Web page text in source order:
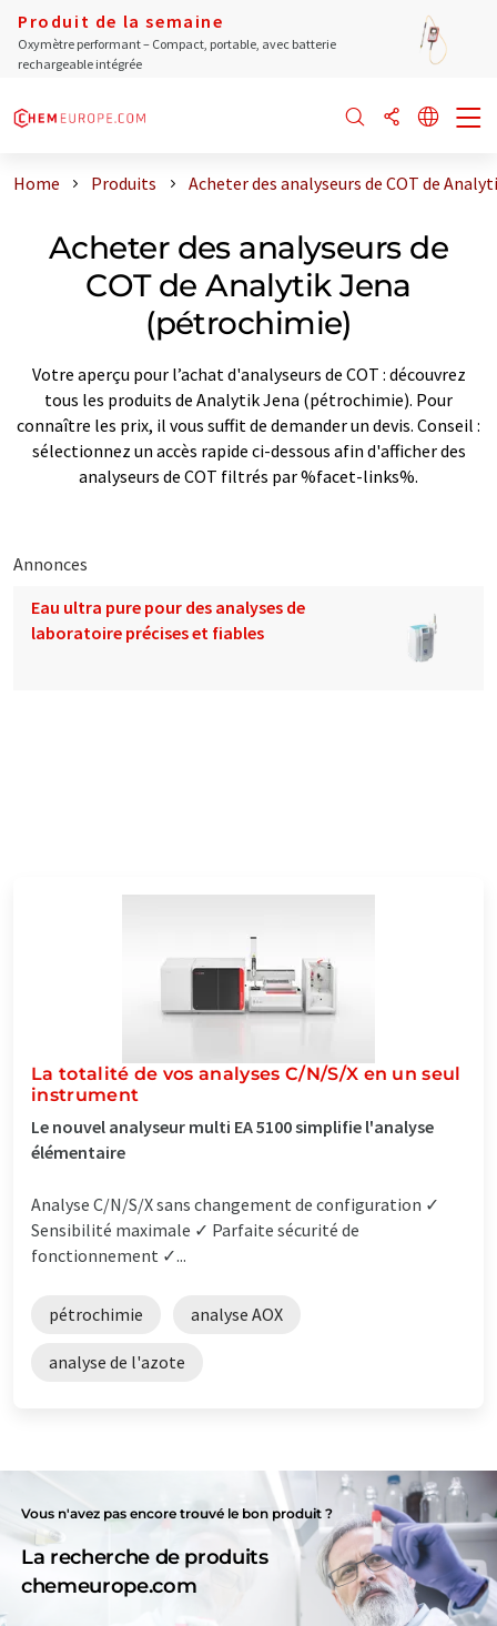
Produit de la semaine
Oxymètre performant – Compact, portable, avec batterie
rechargeable intégrée
Home Produits Acheter des analyseurs de COT de
Acheter des analyseurs de
COT de Analytik Jena
(pétrochimie)
Votre aperçu pour l’achat d'analyseurs de COT : découvrez
tous les produits de Analytik Jena (pétrochimie). Pour
connaître les prix, il vous suffit de demander un devis. Conseil :
sélectionnez un accès rapide ci-dessous afin d'afficher des
analyseurs de COT filtrés par %facet-links%.
Annonces
Eau ultra pure pour des analyses de
laboratoire précises et fiables
La totalité de vos analyses C/N/S/X en un seul
instrument
Le nouvel analyseur multi EA 5100 simplifie l'analyse
élémentaire
Analyse C/N/S/X sans changement de configuration ✓
Sensibilité maximale ✓ Parfaite sécurité de
fonctionnement ✓...
pétrochimie analyse AOX
analyse de l'azote
Vous n'avez pas encore trouvé le bon produit ?
La recherche de produits
chemeurope.com